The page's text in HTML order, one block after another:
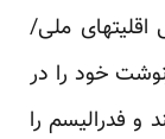
ملی/
خود را در
فدرالیسم را